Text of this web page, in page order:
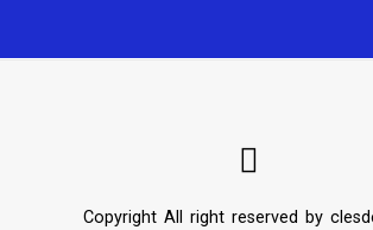
Copyright All right reserved by